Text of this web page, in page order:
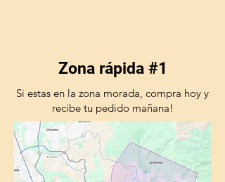
Zona rápida #1
Si estas en la zona morada, compra hoy y
recibe tu pedido mañana!